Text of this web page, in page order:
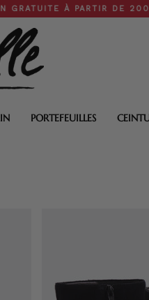
À PARTIR DE 200 $ •
PORTEFEUILLES